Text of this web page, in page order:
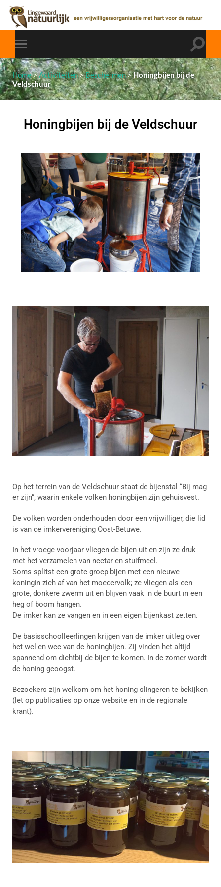
Home>Activiteiten>Beschermen>Honingbijen bij de
Veldschuur
Honingbijen bij de Veldschuur
Op het terrein van de Veldschuur staat de bijenstal “Bij mag
er zijn”, waarin enkele volken honingbijen zijn gehuisvest.
De volken worden onderhouden door een vrijwilliger, die lid
is van de imkervereniging Oost-Betuwe.
In het vroege voorjaar vliegen de bijen uit en zijn ze druk
met het verzamelen van nectar en stuifmeel.
Soms splitst een grote groep bijen met een nieuwe
koningin zich af van het moedervolk; ze vliegen als een
grote, donkere zwerm uit en blijven vaak in de buurt in een
heg of boom hangen.
De imker kan ze vangen en in een eigen bijenkast zetten.
De basisschoolleerlingen krijgen van de imker uitleg over
het wel en wee van de honingbijen. Zij vinden het altijd
spannend om dichtbij de bijen te komen. In de zomer wordt
de honing geoogst.
Bezoekers zijn welkom om het honing slingeren te bekijken
(let op publicaties op onze website en in de regionale
krant).